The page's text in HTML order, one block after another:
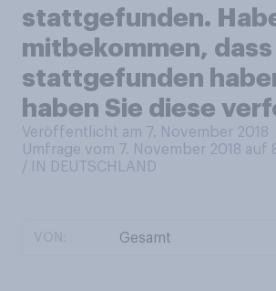
stattgefunden.
mitbekommen,
stattgefunden
haben Sie diese
Veröffentlicht am 7. November 2018
Umfrage vom 7. November 2018 auf
/ IN DEUTSCHLAND